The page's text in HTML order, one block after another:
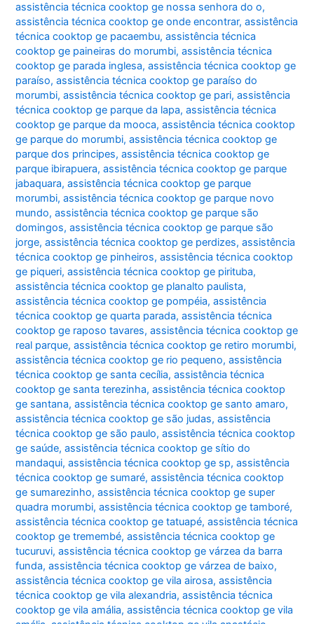
assistência técnica cooktop ge nossa senhora do o,
assistência técnica cooktop ge onde encontrar,assistência
técnica cooktop ge pacaembu,assistência técnica
cooktop ge paineiras do morumbi,assistência técnica
cooktop ge parada inglesa,assistência técnica cooktop ge
paraíso,assistência técnica cooktop ge paraíso do
morumbi,assistência técnica cooktop ge pari,assistência
técnica cooktop ge parque da lapa,assistência técnica
cooktop ge parque da mooca,assistência técnica cooktop
ge parque do morumbi,assistência técnica cooktop ge
parque dos principes,assistência técnica cooktop ge
parque ibirapuera,assistência técnica cooktop ge parque
jabaquara,assistência técnica cooktop ge parque
morumbi,assistência técnica cooktop ge parque novo
mundo,assistência técnica cooktop ge parque são
domingos,assistência técnica cooktop ge parque são
jorge,assistência técnica cooktop ge perdizes,assistência
técnica cooktop ge pinheiros,assistência técnica cooktop
ge piqueri,assistência técnica cooktop ge pirituba,
assistência técnica cooktop ge planalto paulista,
assistência técnica cooktop ge pompéia,assistência
técnica cooktop ge quarta parada,assistência técnica
cooktop ge raposo tavares,assistência técnica cooktop ge
real parque,assistência técnica cooktop ge retiro morumbi,
assistência técnica cooktop ge rio pequeno,assistência
técnica cooktop ge santa cecília,assistência técnica
cooktop ge santa terezinha,assistência técnica cooktop
ge santana,assistência técnica cooktop ge santo amaro,
assistência técnica cooktop ge são judas,assistência
técnica cooktop ge são paulo,assistência técnica cooktop
ge saúde,assistência técnica cooktop ge sítio do
mandaqui,assistência técnica cooktop ge sp,assistência
técnica cooktop ge sumaré,assistência técnica cooktop
ge sumarezinho,assistência técnica cooktop ge super
quadra morumbi,assistência técnica cooktop ge tamboré,
assistência técnica cooktop ge tatuapé,assistência técnica
cooktop ge tremembé,assistência técnica cooktop ge
tucuruvi,assistência técnica cooktop ge várzea da barra
funda,assistência técnica cooktop ge várzea de baixo,
assistência técnica cooktop ge vila airosa,assistência
técnica cooktop ge vila alexandria,assistência técnica
cooktop ge vila amália,assistência técnica cooktop ge vila